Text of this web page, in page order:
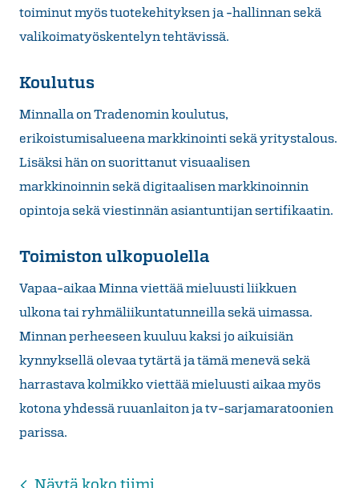
toiminut myös tuotekehityksen ja -hallinnan sekä
valikoimatyöskentelyn tehtävissä.
Koulutus
Minnalla on Tradenomin koulutus,
erikoistumisalueena markkinointi sekä yritystalous.
Lisäksi hän on suorittanut visuaalisen
markkinoinnin sekä digitaalisen markkinoinnin
opintoja sekä viestinnän asiantuntijan sertifikaatin.
Toimiston ulkopuolella
Vapaa-aikaa Minna viettää mieluusti liikkuen
ulkona tai ryhmäliikuntatunneilla sekä uimassa.
Minnan perheeseen kuuluu kaksi jo aikuisiän
kynnyksellä olevaa tytärtä ja tämä menevä sekä
harrastava kolmikko viettää mieluusti aikaa myös
kotona yhdessä ruuanlaiton ja tv-sarjamaratoonien
parissa.
Näytä koko tiimi